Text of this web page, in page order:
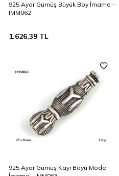
925 Ayar Gümüş Büyük Boy İmame -
IMM062
1.626,39 TL
925 Ayar Gümüş Kayı Boyu Model